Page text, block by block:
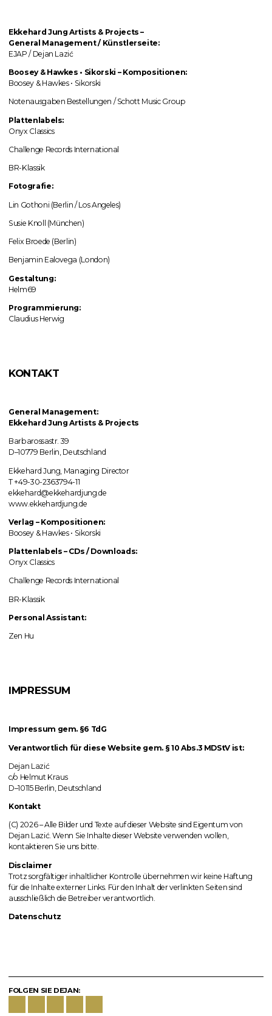
Ekkehard Jung Artists & Projects–
General Management / Künstlerseite:
EJAP / Dejan Lazić
Boosey & Hawkes • Sikorski –Kompositionen:
Boosey & Hawkes • Sikorski
Notenausgaben Bestellungen / Schott Music Group
Plattenlabels:
Onyx Classics
Challenge Records International
BR-Klassik
Fotografie:
Lin Gothoni (Berlin / Los Angeles)
Susie Knoll (München)
Felix Broede (Berlin)
Benjamin Ealovega (London)
Gestaltung:
Helm69
Programmierung:
Claudius Herwig
KONTAKT
General Management:
Ekkehard Jung Artists & Projects
Barbarossastr. 39
D–10779 Berlin, Deutschland
Ekkehard Jung, Managing Director
T +49-30-2363794-11
ekkehard@ekkehardjung.de
www.ekkehardjung.de
Verlag –Kompositionen:
Boosey & Hawkes • Sikorski
Plattenlabels– CDs / Downloads:
Onyx Classics
Challenge Records International
BR-Klassik
Personal Assistant:
Zen Hu
IMPRESSUM
Impressum gem. §6 TdG
Verantwortlich für diese Website gem. § 10 Abs.3 MDStV ist:
Dejan Lazić
c/o Helmut Kraus
D–10115 Berlin, Deutschland
Kontakt
(C) 2026 – Alle Bilder und Texte auf dieser Website sind Eigentum von
Dejan Lazić. Wenn Sie Inhalte dieser Website verwenden wollen,
kontaktieren Sie uns bitte.
Disclaimer
Trotz sorgfältiger inhaltlicher Kontrolle übernehmen wir keine Haftung
für die Inhalte externer Links. Für den Inhalt der verlinkten Seiten sind
ausschließlich die Betreiber verantwortlich.
Datenschutz
FOLGEN SIE DEJAN: